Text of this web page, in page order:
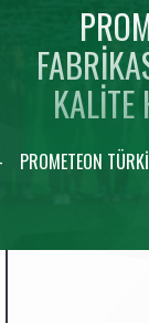
KALITE
PROMETEON